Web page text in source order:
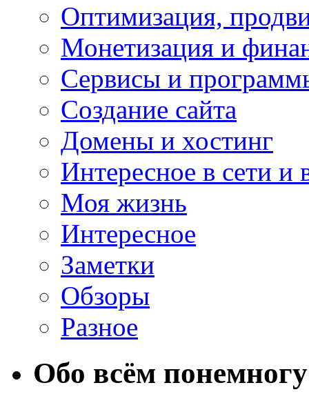
Оптимизация,
Монетизация и
Сервисы и
Создание сайта
Домены и хостинг
Интересное в сети и
Моя жизнь
Интересное
Заметки
Обзоры
Разное
Обо всём понемногу